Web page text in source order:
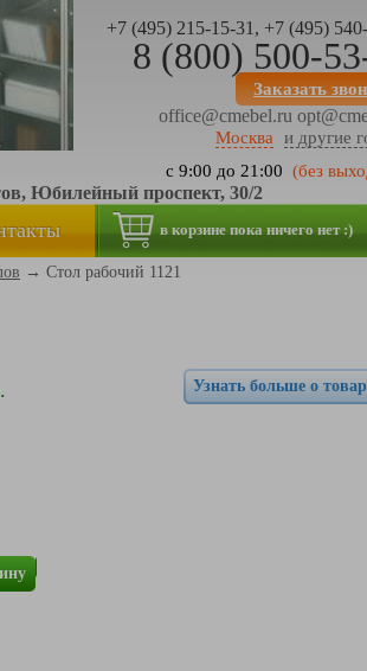
+7 (495) 215-15-31, +7 (495)
8 (800) 500-
Заказать
office@cmebel.ru
Москва
и другие
с 9:00 до 21:00 (без
Юбилейный проспект, 30/2
в корзине пока ничего нет :)
→ Стол рабочий 1121
Узнать больше о